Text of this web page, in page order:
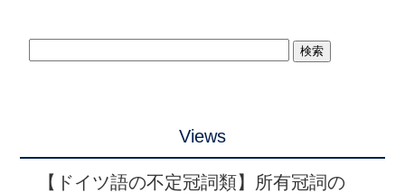
Views
【ドイツ語の不定冠詞類】所有冠詞の